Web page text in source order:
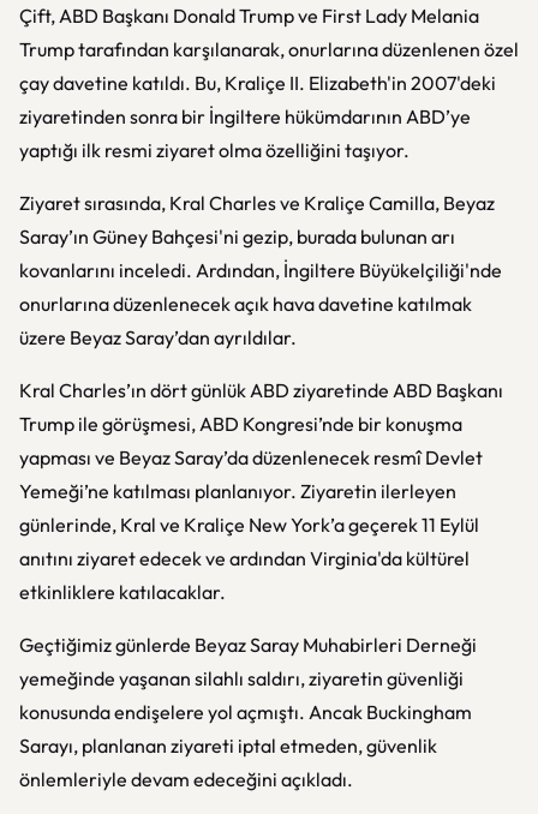
Çift, ABD Başkanı Donald Trump ve First Lady Melania
Trump tarafından karşılanarak, onurlarına düzenlenen özel
çay davetine katıldı. Bu, Kraliçe II. Elizabeth'in 2007'deki
ziyaretinden sonra bir İngiltere hükümdarının ABD’ye
yaptığı ilk resmi ziyaret olma özelliğini taşıyor.
Ziyaret sırasında, Kral Charles ve Kraliçe Camilla, Beyaz
Saray’ın Güney Bahçesi'ni gezip, burada bulunan arı
kovanlarını inceledi. Ardından, İngiltere Büyükelçiliği'nde
onurlarına düzenlenecek açık hava davetine katılmak
üzere Beyaz Saray’dan ayrıldılar.
Kral Charles’ın dört günlük ABD ziyaretinde ABD Başkanı
Trump ile görüşmesi, ABD Kongresi’nde bir konuşma
yapması ve Beyaz Saray’da düzenlenecek resmî Devlet
Yemeği’ne katılması planlanıyor. Ziyaretin ilerleyen
günlerinde, Kral ve Kraliçe New York’a geçerek 11 Eylül
anıtını ziyaret edecek ve ardından Virginia'da kültürel
etkinliklere katılacaklar.
Geçtiğimiz günlerde Beyaz Saray Muhabirleri Derneği
yemeğinde yaşanan silahlı saldırı, ziyaretin güvenliği
konusunda endişelere yol açmıştı. Ancak Buckingham
Sarayı, planlanan ziyareti iptal etmeden, güvenlik
önlemleriyle devam edeceğini açıkladı.